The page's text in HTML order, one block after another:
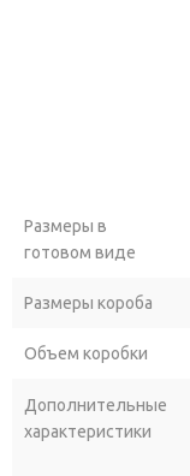
Размеры в
готовом виде
Размеры короба
Объем коробки
Дополнительные
характеристики